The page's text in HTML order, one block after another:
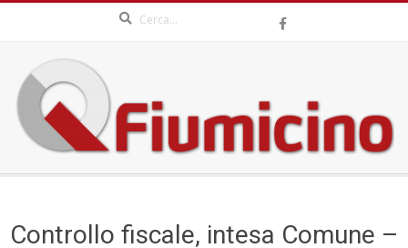
content
QFIUMICINO.COM
Menu
Controllo fiscale, intesa Comune –